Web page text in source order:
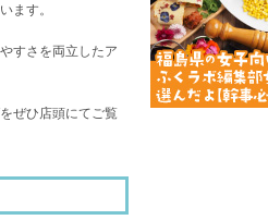
ます。
すさを両立したア
ぜひ店頭にてご覧